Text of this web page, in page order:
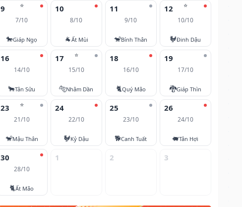
⭐
9
7/10
🐎Giáp Ngọ
10
8/10
🐐Ất Mùi
11
9/10
🐒Bính Thân
⭐
12
10/10
🐓Đinh Dậu
16
14/10
🐂Tân Sửu
⭐
17
15/10
🐅Nhâm Dần
18
16/10
🐈Quý Mão
19
17/10
🐉Giáp Thìn
⭐
23
21/10
🐒Mậu Thân
24
22/10
🐓Kỷ Dậu
25
23/10
🐕Canh Tuất
26
24/10
🐖Tân Hợi
30
28/10
🐈Ất Mão
1 2 3